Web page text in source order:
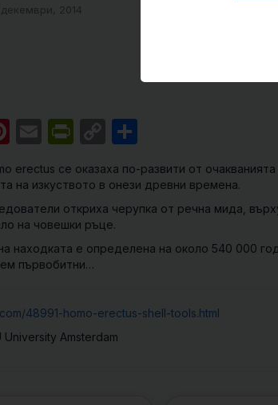
2014
Pinterest
EmailPrintFriendly
Copy
erectus се оказаха по-развити от
на изкуството в онези древни времена.
откриха черупка от речна мида,
на човешки ръце.
находката е определена на около 540 000
първобитни…
48991-homo-erectus-shell-tools.html
Amsterdam